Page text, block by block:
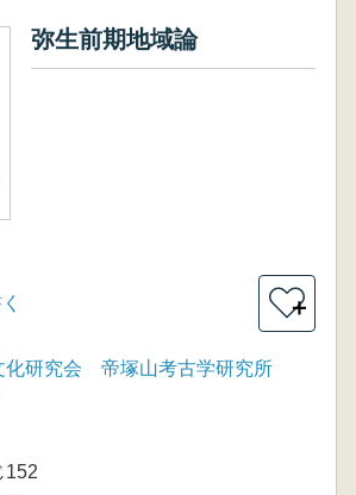
弥生前期地域論
＋
化研究会 帝塚山考古学研究所
152